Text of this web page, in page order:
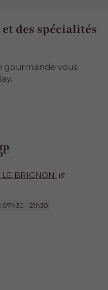
LE BRIGNON
07h30 - 21h30
des spécialités
gourmande vous